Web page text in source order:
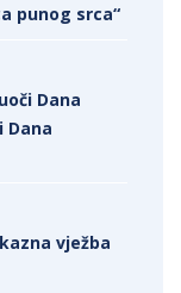
punog srca“
Dana
Dana
vježba